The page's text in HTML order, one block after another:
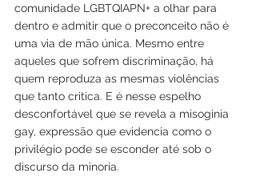
comunidade LGBTQIAPN+ a olhar para
dentro e admitir que o preconceito não é
uma via de mão única. Mesmo entre
aqueles que sofrem discriminação, há
quem reproduza as mesmas violências
que tanto critica. E é nesse espelho
desconfortável que se revela a misoginia
gay, expressão que evidencia como o
privilégio pode se esconder até sob o
discurso da minoria.